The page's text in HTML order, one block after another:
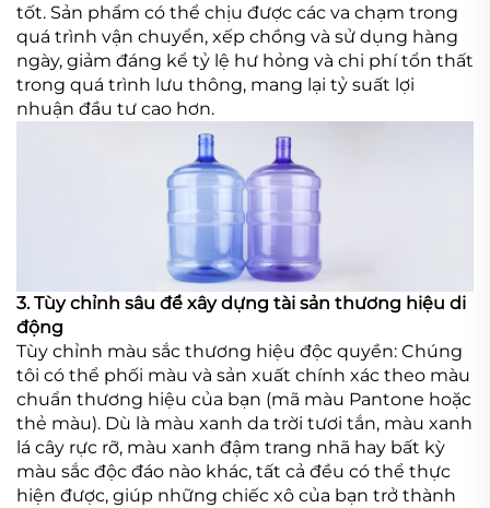
tốt. Sản phẩm có thể chịu được các va chạm trong
quá trình vận chuyển, xếp chồng và sử dụng hàng
ngày, giảm đáng kể tỷ lệ hư hỏng và chi phí tổn thất
trong quá trình lưu thông, mang lại tỷ suất lợi
nhuận đầu tư cao hơn.
3. Tùy chỉnh sâu để xây dựng tài sản thương hiệu di
động
Tùy chỉnh màu sắc thương hiệu độc quyền: Chúng
tôi có thể phối màu và sản xuất chính xác theo màu
chuẩn thương hiệu của bạn (mã màu Pantone hoặc
thẻ màu). Dù là màu xanh da trời tươi tắn, màu xanh
lá cây rực rỡ, màu xanh đậm trang nhã hay bất kỳ
màu sắc độc đáo nào khác, tất cả đều có thể thực
hiện được, giúp những chiếc xô của bạn trở thành